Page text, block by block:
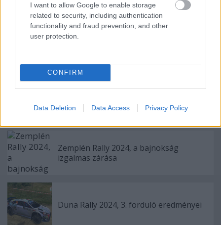
I want to allow Google to enable storage
related to security, including authentication
functionality and fraud prevention, and other
user protection.
CONFIRM
Data Deletion Data Access Privacy Policy
Ajánlott bejegyzések:
Zemplén Rally 2024, a bajnokság
izgalmas zárása
Duna Rally 2024, 3. forduló eredményei